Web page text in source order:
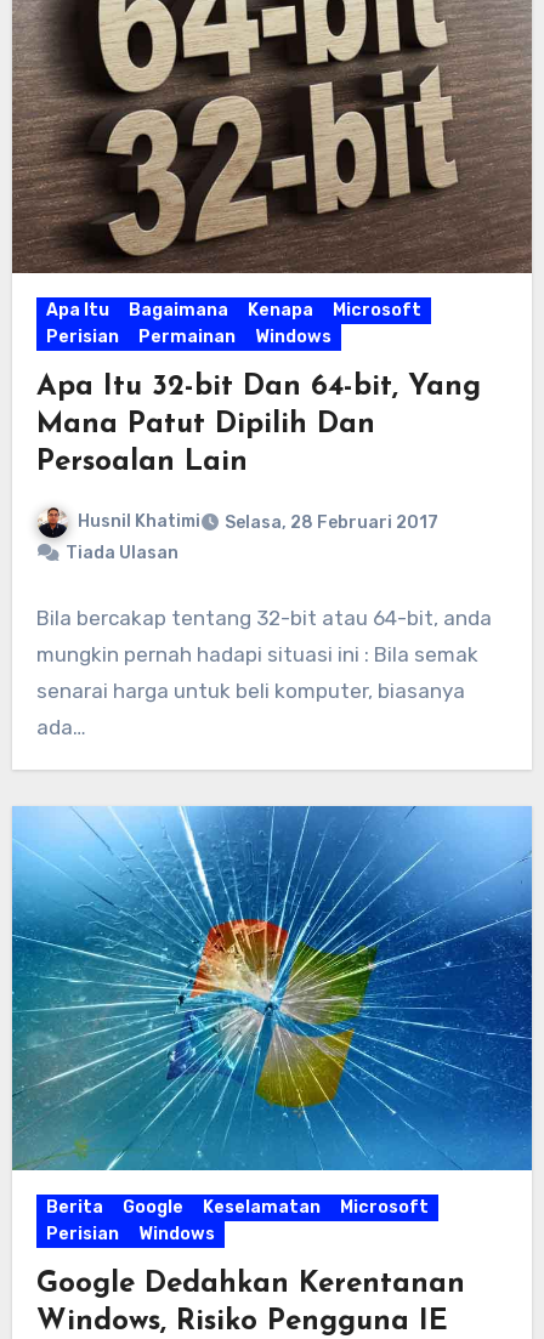
Apa Itu Bagaimana Kenapa
Microsoft
Perisian
Permainan Windows
Apa Itu 32-bit Dan 64-bit, Yang
Mana Patut Dipilih Dan
Persoalan Lain
Husnil Khatimi
Selasa, 28 Februari 2017
Tiada Ulasan
Bila bercakap tentang 32-bit atau 64-bit, anda
mungkin pernah hadapi situasi ini : Bila semak
senarai harga untuk beli komputer, biasanya
ada…
Berita Google Keselamatan
Microsoft
Perisian
Windows
Google Dedahkan Kerentanan
Windows, Risiko Pengguna IE